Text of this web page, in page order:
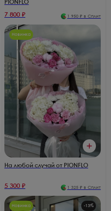
PIONFLO
7 800 ₽ 1 950 ₽ в Сплит
Новинка
На любой случай от PIONFLO
5 300 ₽ 1 325 ₽ в Сплит
Новинка -13%